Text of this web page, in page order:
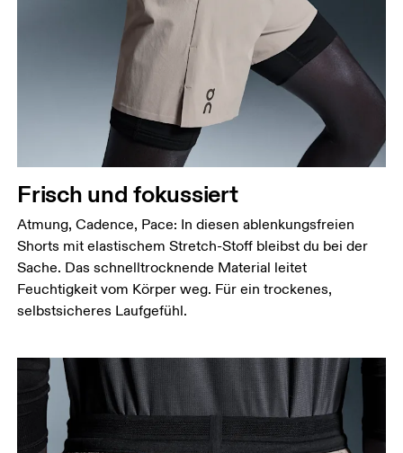
Frisch und fokussiert
Atmung, Cadence, Pace: In diesen ablenkungsfreien
Shorts mit elastischem Stretch-Stoff bleibst du bei der
Sache. Das schnelltrocknende Material leitet
Feuchtigkeit vom Körper weg. Für ein trockenes,
selbstsicheres Laufgefühl.